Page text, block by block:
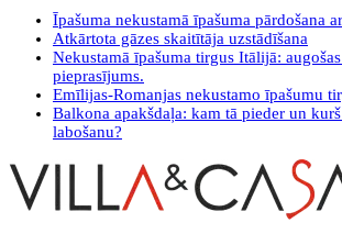
Īpašuma nekustamā īpašuma pārdošana
Atkārtota gāzes skaitītāja uzstādīšana
Nekustamā īpašuma tirgus Itālijā:
pieprasījums.
Emīlijas-Romanjas nekustamo īpašumu
Balkona apakšdaļa: kam tā pieder un
labošanu?